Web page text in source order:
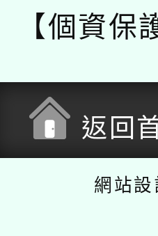
【個資保
返回
網站